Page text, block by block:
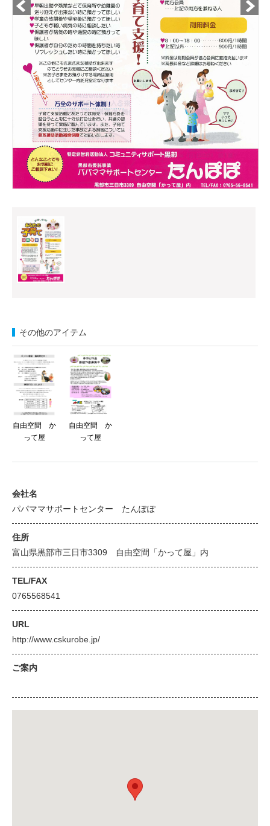
その他のアイテム
自由空間 か
って屋
自由空間 か
って屋
会社名
パパママサポートセンター たんぽぽ
住所
富山県黒部市三日市3309 自由空間「かって屋」内
TEL/FAX
0765568541
URL
http://www.cskurobe.jp/
ご案内